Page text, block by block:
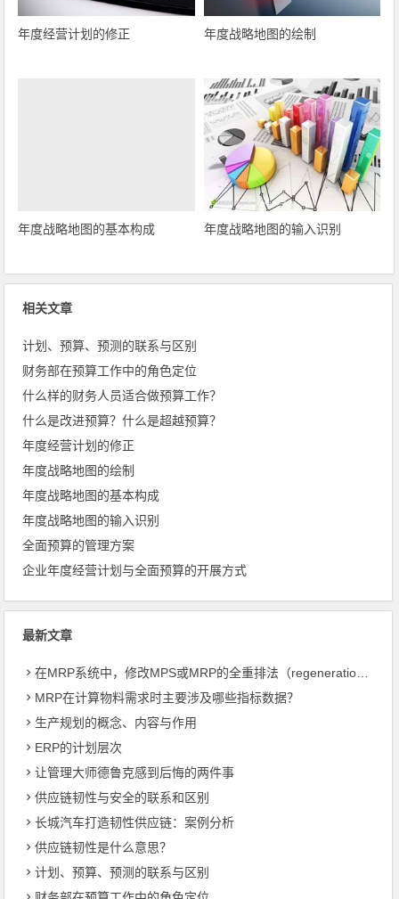
年度经营计划的修正 年度战略地图的绘制
年度战略地图的基本构成 年度战略地图的输入识别
相关文章
计划、预算、预测的联系与区别
财务部在预算工作中的角色定位
什么样的财务人员适合做预算工作？
什么是改进预算？什么是超越预算？
年度经营计划的修正
年度战略地图的绘制
年度战略地图的基本构成
年度战略地图的输入识别
全面预算的管理方案
企业年度经营计划与全面预算的开展方式
最新文章
在MRP系统中，修改MPS或MRP的全重排法（regeneration）和净改变法？
MRP在计算物料需求时主要涉及哪些指标数据？
生产规划的概念、内容与作用
ERP的计划层次
让管理大师德鲁克感到后悔的两件事
供应链韧性与安全的联系和区别
长城汽车打造韧性供应链：案例分析
供应链韧性是什么意思？
计划、预算、预测的联系与区别